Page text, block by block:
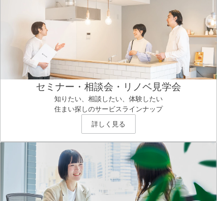
セミナー・相談会・リノベ見学会
知りたい、相談したい、体験したい
住まい探しのサービスラインナップ
詳しく見る